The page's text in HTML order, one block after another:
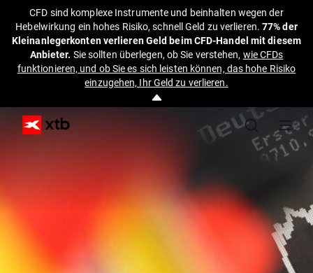
CFD sind komplexe Instrumente und beinhalten wegen der
Hebelwirkung ein hohes Risiko, schnell Geld zu verlieren.77% der
Kleinanlegerkonten verlieren Geld beim CFD-Handel mit diesem
Anbieter. Sie sollten überlegen, ob Sie verstehen, wie CFDs
funktionieren, und ob Sie es sich leisten können, das hohe Risiko
einzugehen, Ihr Geld zu verlieren.